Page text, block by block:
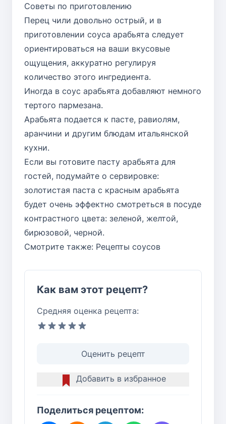
Советы по приготовлению
Перец чили довольно острый, и в
приготовлении соуса арабьята следует
ориентироваться на ваши вкусовые
ощущения, аккуратно регулируя
количество этого ингредиента.
Иногда в соус арабьята добавляют немного
тертого пармезана.
Арабьята подается к пасте, равиолям,
аранчини и другим блюдам итальянской
кухни.
Если вы готовите пасту арабьята для
гостей, подумайте о сервировке:
золотистая паста с красным арабьята
будет очень эффектно смотреться в посуде
контрастного цвета: зеленой, желтой,
бирюзовой, черной.
Смотрите также: Рецепты соусов
Как вам этот рецепт?
Средняя оценка рецепта:
Оценить рецепт
Добавить в избранное
Поделиться рецептом: